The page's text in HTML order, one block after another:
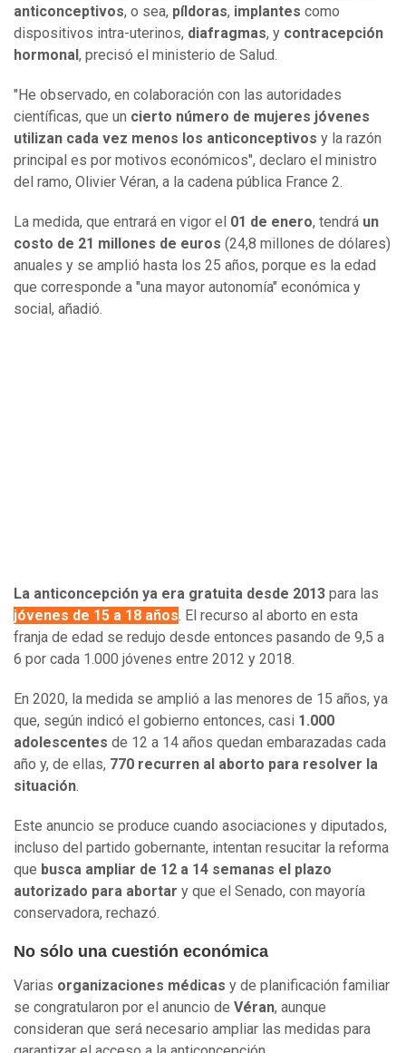
anticonceptivos, o sea, píldoras, implantes como
dispositivos intra-uterinos, diafragmas, y contracepción
hormonal , precisó el ministerio de Salud.
"He observado, en colaboración con las autoridades
científicas, que un cierto número de mujeres jóvenes
utilizan cada vez menos los anticonceptivos y la razón
principal es por motivos económicos", declaro el ministro
del ramo, Olivier Véran, a la cadena pública France 2.
La medida, que entrará en vigor el 01 de enero, tendrá un
costo de 21 millones de euros (24,8 millones de dólares)
anuales y se amplió hasta los 25 años, porque es la edad
que corresponde a "una mayor autonomía" económica y
social, añadió.
La anticoncepción ya era gratuita desde 2013 para las
jóvenes de 15 a 18 años. El recurso al aborto en esta
franja de edad se redujo desde entonces pasando de 9,5 a
6 por cada 1.000 jóvenes entre 2012 y 2018.
En 2020, la medida se amplió a las menores de 15 años, ya
que, según indicó el gobierno entonces, casi 1.000
adolescentes de 12 a 14 años quedan embarazadas cada
año y, de ellas, 770 recurren al aborto para resolver la
situación.
Este anuncio se produce cuando asociaciones y diputados,
incluso del partido gobernante, intentan resucitar la reforma
que busca ampliar de 12 a 14 semanas el plazo
autorizado para abortar y que el Senado, con mayoría
conservadora, rechazó.
No sólo una cuestión económica
Varias organizaciones médicas y de planificación familiar
se congratularon por el anuncio de Véran, aunque
consideran que será necesario ampliar las medidas para